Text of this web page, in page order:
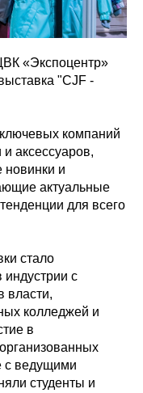
«Экспоцентр»
"CJF -
компаний
аксессуаров,
новинки и
актуальные
для всего
стало
с
власти,
колледжей и
в
с ведущими
студенты и